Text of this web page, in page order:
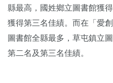
縣最高，國姓鄉立圖書館獲
獲得第三名佳績。而在「愛
圖書館全縣最多，草屯鎮立
第二名及第三名佳績。